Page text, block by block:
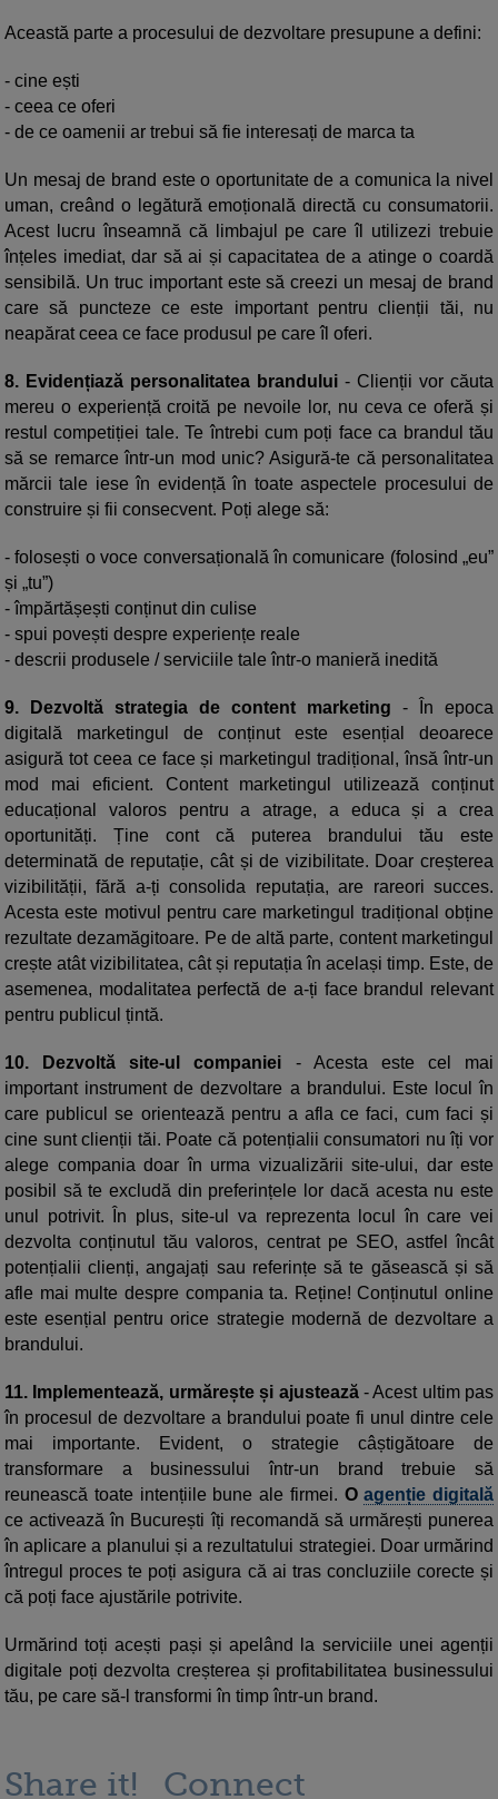
Această parte a procesului de dezvoltare presupune a defini:
- cine ești
- ceea ce oferi
- de ce oamenii ar trebui să fie interesați de marca ta
Un mesaj de brand este o oportunitate de a comunica la nivel
uman, creând o legătură emoțională directă cu consumatorii.
Acest lucru înseamnă că limbajul pe care îl utilizezi trebuie
înțeles imediat, dar să ai și capacitatea de a atinge o coardă
sensibilă. Un truc important este să creezi un mesaj de brand
care să puncteze ce este important pentru clienții tăi, nu
neapărat ceea ce face produsul pe care îl oferi.
8. Evidențiază personalitatea brandului - Clienții vor căuta
mereu o experiență croită pe nevoile lor, nu ceva ce oferă și
restul competiției tale. Te întrebi cum poți face ca brandul tău
să se remarce într-un mod unic? Asigură-te că personalitatea
mărcii tale iese în evidență în toate aspectele procesului de
construire și fii consecvent. Poți alege să:
- folosești o voce conversațională în comunicare (folosind „eu”
și „tu”)
- împărtășești conținut din culise
- spui povești despre experiențe reale
- descrii produsele / serviciile tale într-o manieră inedită
9. Dezvoltă strategia de content marketing - În epoca
digitală marketingul de conținut este esențial deoarece
asigură tot ceea ce face și marketingul tradițional, însă într-un
mod mai eficient. Content marketingul utilizează conținut
educațional valoros pentru a atrage, a educa și a crea
oportunități. Ține cont că puterea brandului tău este
determinată de reputație, cât și de vizibilitate. Doar creșterea
vizibilității, fără a-ți consolida reputația, are rareori succes.
Acesta este motivul pentru care marketingul tradițional obține
rezultate dezamăgitoare. Pe de altă parte, content marketingul
crește atât vizibilitatea, cât și reputația în același timp. Este, de
asemenea, modalitatea perfectă de a-ți face brandul relevant
pentru publicul țintă.
10. Dezvoltă site-ul companiei - Acesta este cel mai
important instrument de dezvoltare a brandului. Este locul în
care publicul se orientează pentru a afla ce faci, cum faci și
cine sunt clienții tăi. Poate că potențialii consumatori nu îți vor
alege compania doar în urma vizualizării site-ului, dar este
posibil să te excludă din preferințele lor dacă acesta nu este
unul potrivit. În plus, site-ul va reprezenta locul în care vei
dezvolta conținutul tău valoros, centrat pe SEO, astfel încât
potențialii clienți, angajați sau referințe să te găsească și să
afle mai multe despre compania ta. Reține! Conținutul online
este esențial pentru orice strategie modernă de dezvoltare a
brandului.
11. Implementează, urmărește și ajustează- Acest ultim pas
în procesul de dezvoltare a brandului poate fi unul dintre cele
mai importante. Evident, o strategie câștigătoare de
transformare a businessului într-un brand trebuie să
reunească toate intențiile bune ale firmei. Oagenție digitală
ce activează în București îți recomandă să urmărești punerea
în aplicare a planului și a rezultatului strategiei. Doar urmărind
întregul proces te poți asigura că ai tras concluziile corecte și
că poți face ajustările potrivite.
Urmărind toți acești pași și apelând la serviciile unei agenții
digitale poți dezvolta creșterea și profitabilitatea businessului
tău, pe care să-l transformi în timp într-un brand.
Share it! Connect